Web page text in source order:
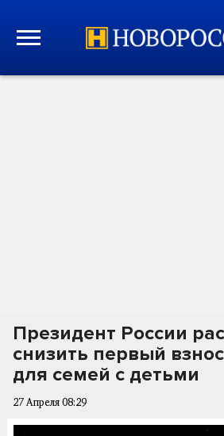
Президент России
снизить первый
для семей с детьми
27 Апреля 08:29